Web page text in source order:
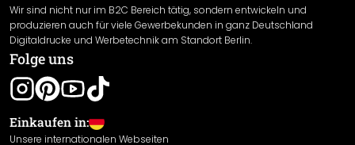
Widerrufsrecht
Datenschutzerklärung
Gewährleistung
Leistungserklärung / CE-Zeichen
Cookie Einstellungen
Wir sind nicht nur im B2C Bereich tätig, sondern entwickeln und
produzieren auch für viele Gewerbekunden in ganz Deutschland
Digitaldrucke und Werbetechnik am Standort Berlin.
Folge uns
Einkaufen in:
Unsere internationalen Webseiten